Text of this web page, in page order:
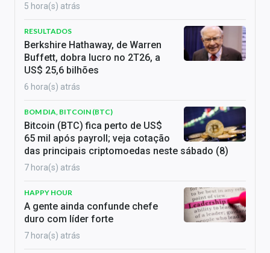
5 hora(s) atrás
RESULTADOS
Berkshire Hathaway, de Warren
Buffett, dobra lucro no 2T26, a
US$ 25,6 bilhões
6 hora(s) atrás
BOM DIA, BITCOIN (BTC)
Bitcoin (BTC) fica perto de US$
65 mil após payroll; veja cotação
das principais criptomoedas neste sábado (8)
7 hora(s) atrás
HAPPY HOUR
A gente ainda confunde chefe
duro com líder forte
7 hora(s) atrás